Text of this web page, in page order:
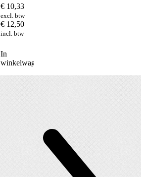
€ 10,33
excl. btw
€ 12,50
incl. btw
In
winkelwagen